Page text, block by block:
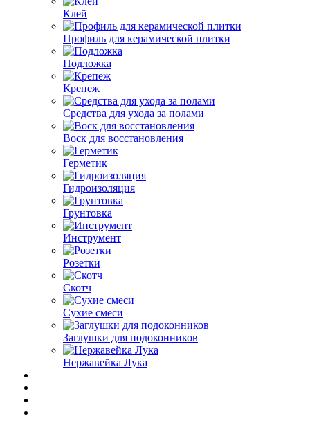
Клей
Профиль для керамической плитки
Подложка
Крепеж
Средства для ухода за полами
Воск для восстановления
Герметик
Гидроизоляция
Грунтовка
Инструмент
Розетки
Скотч
Сухие смеси
Заглушки для подоконников
Нержавейка Лука